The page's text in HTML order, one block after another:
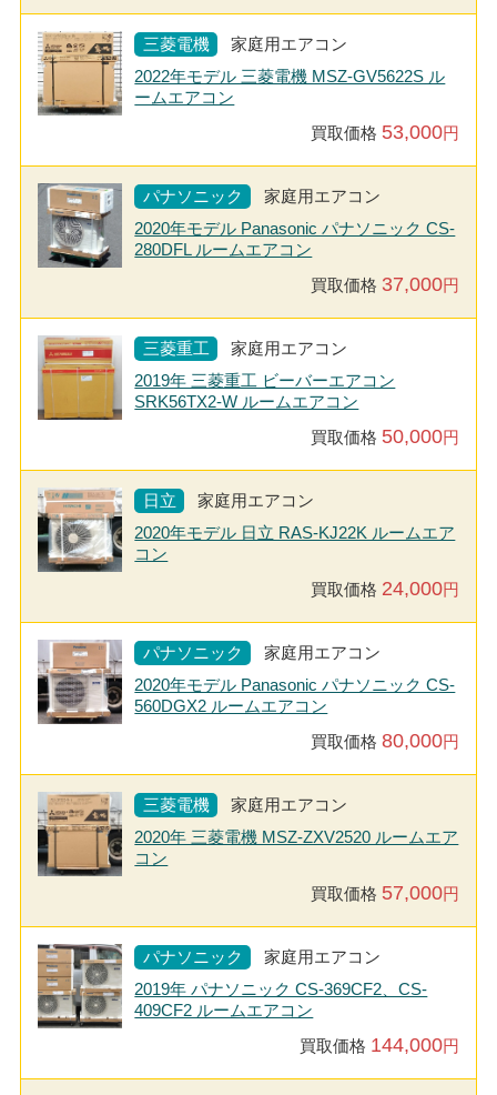
三菱電機
家庭用エアコン
2022年モデル 三菱電機 MSZ-GV5622S ル
ームエアコン
買取価格 53,000円
パナソニック
家庭用エアコン
2020年モデル Panasonic パナソニック CS-
280DFL ルームエアコン
買取価格 37,000円
三菱重工
家庭用エアコン
2019年 三菱重工 ビーバーエアコン
SRK56TX2-W ルームエアコン
買取価格 50,000円
日立
家庭用エアコン
2020年モデル 日立 RAS-KJ22K ルームエア
コン
買取価格 24,000円
パナソニック
家庭用エアコン
2020年モデル Panasonic パナソニック CS-
560DGX2 ルームエアコン
買取価格80,000円
三菱電機
家庭用エアコン
2020年 三菱電機 MSZ-ZXV2520 ルームエア
コン
買取価格 57,000円
パナソニック
家庭用エアコン
2019年 パナソニック CS-369CF2、CS-
409CF2 ルームエアコン
買取価格 144,000円